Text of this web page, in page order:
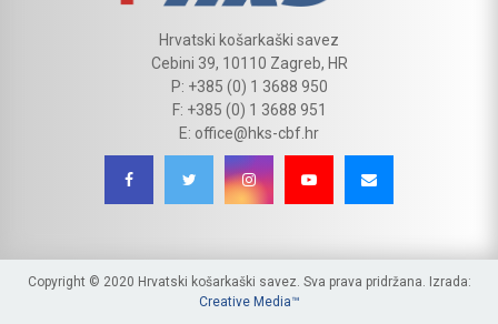
Hrvatski košarkaški savez
Cebini 39, 10110 Zagreb, HR
P: +385 (0) 1 3688 950
F: +385 (0) 1 3688 951
E: office@hks-cbf.hr
Copyright © 2020 Hrvatski košarkaški savez. Sva prava pridržana. Izrada:
Creative Media™